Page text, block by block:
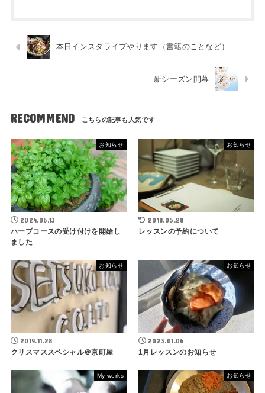
本日インスタライブやります（書籍のことなど）
新シーズン開幕
RECOMMEND
お知らせ
2024.06.13
ハーブコースの受け付けを開始し
ました
お知らせ
2018.05.28
レッスンの予約について
お知らせ
2019.11.28
クリスマススペシャル＠京町屋
お知らせ
2023.01.06
1月レッスンのお知らせ
My works お知らせ